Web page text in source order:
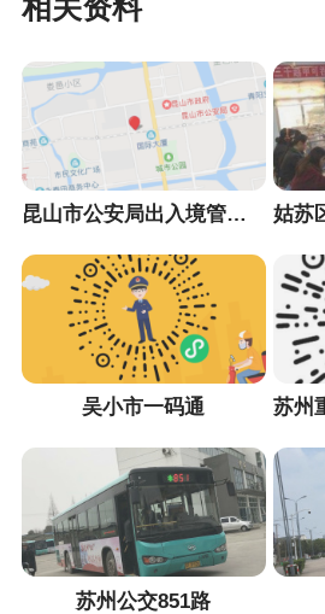
相关资料
昆山市公安局出入境管理大队
吴小市一码通
苏州公交851路